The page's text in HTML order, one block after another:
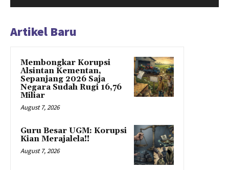
Artikel Baru
Membongkar Korupsi
Alsintan Kementan,
Sepanjang 2026 Saja
Negara Sudah Rugi 16,76
Miliar
August 7, 2026
Guru Besar UGM: Korupsi
Kian Merajalela!!
August 7, 2026